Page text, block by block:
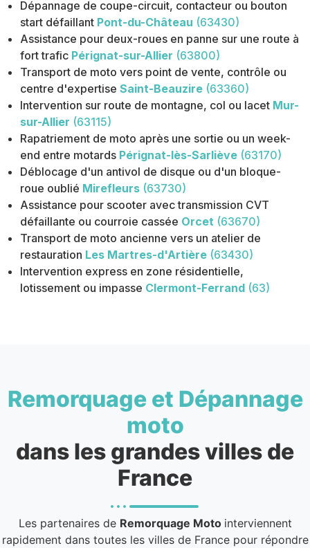
Dépannage de coupe-circuit, contacteur ou bouton
start défaillant Pont-du-Château (63430)
Assistance pour deux-roues en panne sur une route à
fort trafic Pérignat-sur-Allier (63800)
Transport de moto vers point de vente, contrôle ou
centre d'expertise Saint-Beauzire (63360)
Intervention sur route de montagne, col ou lacet Mur-
sur-Allier (63115)
Rapatriement de moto après une sortie ou un week-
end entre motards Pérignat-lès-Sarliève (63170)
Déblocage d'un antivol de disque ou d'un bloque-
roue oublié Mirefleurs (63730)
Assistance pour scooter avec transmission CVT
défaillante ou courroie cassée Orcet (63670)
Transport de moto ancienne vers un atelier de
restauration Les Martres-d'Artière (63430)
Intervention express en zone résidentielle,
lotissement ou impasse Clermont-Ferrand (63)
Remorquage et Dépannage
moto
dans les grandes villes de
France
Les partenaires de Remorquage Moto interviennent
rapidement dans toutes les villes de France pour répondre